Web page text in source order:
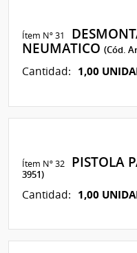
Ítem Nº 31
NEUMATICO(Cód.
Cantidad: 1,00
Ítem Nº 32 PISTOLA
3951)
Cantidad: 1,00